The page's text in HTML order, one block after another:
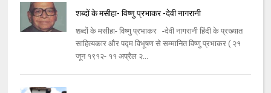
शब्दों के मसीहा- विष्णु प्रभाकर -देवी नागरानी
शब्दों के मसीहा- विष्णु प्रभाकर -देवी नागरानी हिंदी के प्रख्यात
साहित्यकार और पद्म विभूषण से सम्मानित विष्णु प्रभाकर ( २१
जून १९१२- ११ अप्रैल २...